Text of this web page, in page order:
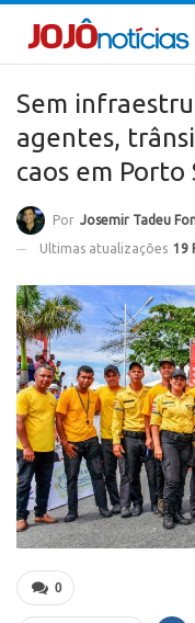
Sem
agentes,
caos em Porto
Por Josemir Tadeu
Ultimas atualizações 19
0